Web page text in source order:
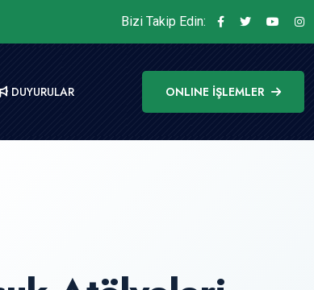
Bizi Takip Edin:
DUYURULAR ONLINE İŞLEMLER